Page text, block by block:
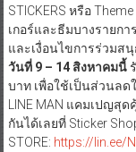
STICKERS หรือ
เกอร์และธีมบางรายก
และเงื่อนไขการร่วมส
วันที่ 9 – 14 สิงหาคมนี้
บาท เพื่อใช้เป็นส่วนลด
LINE MAN แคมเปญสุ
กันได้เลยที่ Sticker
STORE: https://lin.ee/